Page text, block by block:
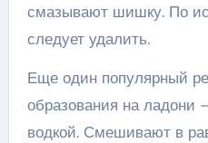
смазывают шишку. По
следует удалить.
Еще один популярный
образования на ладони
водкой. Смешивают в